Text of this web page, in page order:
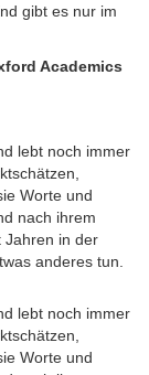
gibt es nur im
Academics
lebt noch immer
Worte und
nach ihrem
Jahren in der
anderes tun.
lebt noch immer
Worte und